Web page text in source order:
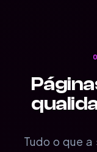
Tudo o que